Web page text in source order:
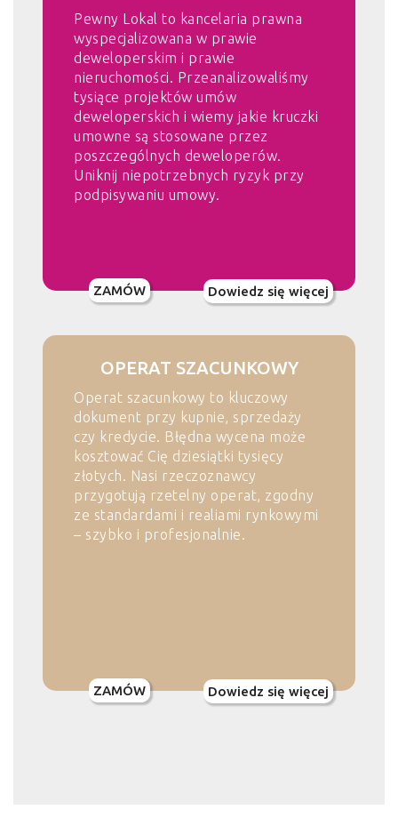
Pewny Lokal to kancelaria prawna
wyspecjalizowana w prawie
deweloperskim i prawie
nieruchomości. Przeanalizowaliśmy
tysiące projektów umów
deweloperskich i wiemy jakie kruczki
umowne są stosowane przez
poszczególnych deweloperów.
Uniknij niepotrzebnych ryzyk przy
podpisywaniu umowy.
ZAMÓW Dowiedz się więcej
OPERAT SZACUNKOWY
Operat szacunkowy to kluczowy
dokument przy kupnie, sprzedaży
czy kredycie. Błędna wycena może
kosztować Cię dziesiątki tysięcy
złotych. Nasi rzeczoznawcy
przygotują rzetelny operat, zgodny
ze standardami i realiami rynkowymi
– szybko i profesjonalnie.
ZAMÓW Dowiedz się więcej